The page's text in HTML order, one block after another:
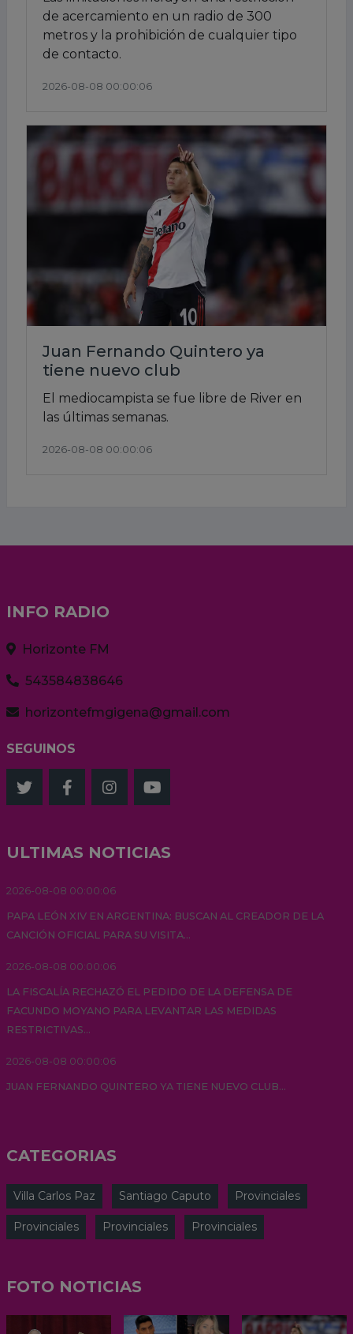
de acercamiento en un radio de 300
metros y la prohibición de cualquier tipo
de contacto.
2026-08-08 00:00:06
Juan Fernando Quintero ya
tiene nuevo club
El mediocampista se fue libre de River en
las últimas semanas.
2026-08-08 00:00:06
INFO RADIO
Horizonte FM
543584838646
horizontefmgigena@gmail.com
SEGUINOS
ULTIMAS NOTICIAS
2026-08-08 00:00:06
PAPA LEÓN XIV EN ARGENTINA: BUSCAN AL CREADOR DE LA
CANCIÓN OFICIAL PARA SU VISITA...
2026-08-08 00:00:06
LA FISCALÍA RECHAZÓ EL PEDIDO DE LA DEFENSA DE
FACUNDO MOYANO PARA LEVANTAR LAS MEDIDAS
RESTRICTIVAS...
2026-08-08 00:00:06
JUAN FERNANDO QUINTERO YA TIENE NUEVO CLUB...
CATEGORIAS
Villa Carlos Paz Santiago Caputo Provinciales
Provinciales Provinciales Provinciales
FOTO NOTICIAS